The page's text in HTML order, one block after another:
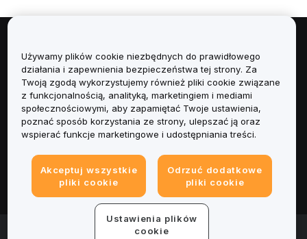
Informacje
Usługi
Obsługa Klienta
Informacje prawne
© 2025-2026 Bybit.eu. Wszystkie prawa zastrzeżone.
Używamy plików cookie niezbędnych do prawidłowego
działania i zapewnienia bezpieczeństwa tej strony. Za
Twoją zgodą wykorzystujemy również pliki cookie związane
z funkcjonalnością, analityką, marketingiem i mediami
społecznościowymi, aby zapamiętać Twoje ustawienia,
poznać sposób korzystania ze strony, ulepszać ją oraz
wspierać funkcje marketingowe i udostępniania treści.
Akceptuj wszystkie
pliki cookie
Odrzuć dodatkowe
pliki cookie
Ustawienia plików
cookie